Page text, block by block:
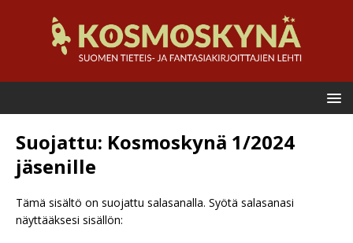
Suojattu: Kosmoskynä 1/2024
jäsenille
Tämä sisältö on suojattu salasanalla. Syötä salasanasi
näyttääksesi sisällön: